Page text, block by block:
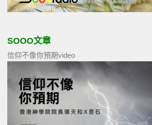
SOOO文章
信仰不像你預期video